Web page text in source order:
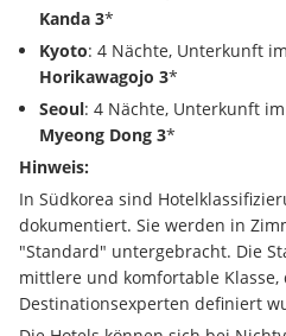
Kanda 3*
Kyoto: 4 Nächte, Unterkunft im
Horikawagojo 3*
Seoul: 4 Nächte, Unterkunft im
Myeong Dong 3*
Hinweis:
In Südkorea sind
dokumentiert. Sie werden in
"Standard" untergebracht. Die
mittlere und komfortable Klasse,
Destinationsexperten definiert